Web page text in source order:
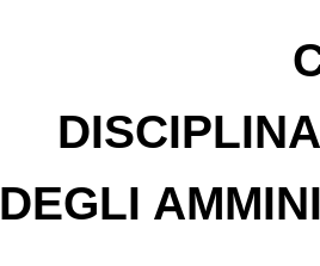
DEGLI